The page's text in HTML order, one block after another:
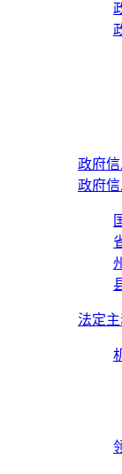
政府
政府
法定